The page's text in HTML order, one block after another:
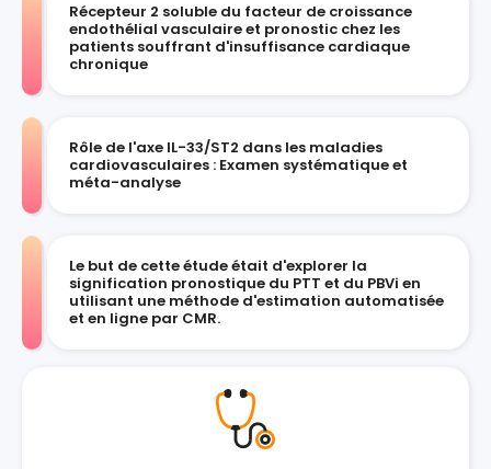
Récepteur 2 soluble du facteur de croissance
endothélial vasculaire et pronostic chez les
patients souffrant d'insuffisance cardiaque
chronique
Rôle de l'axe IL-33/ST2 dans les maladies
cardiovasculaires : Examen systématique et
méta-analyse
Le but de cette étude était d'explorer la
signification pronostique du PTT et du PBVi en
utilisant une méthode d'estimation automatisée
et en ligne par CMR.